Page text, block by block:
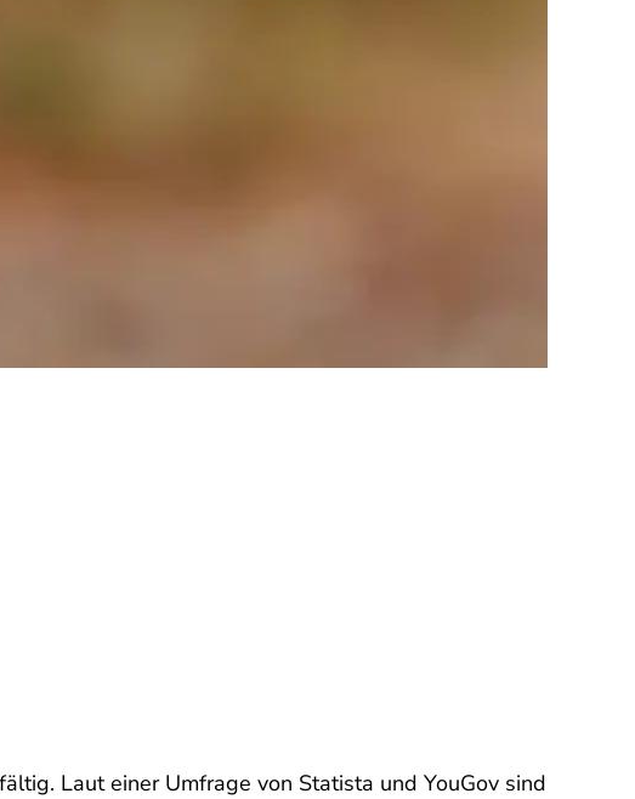
Laut einer Umfrage von Statista und YouGov sind